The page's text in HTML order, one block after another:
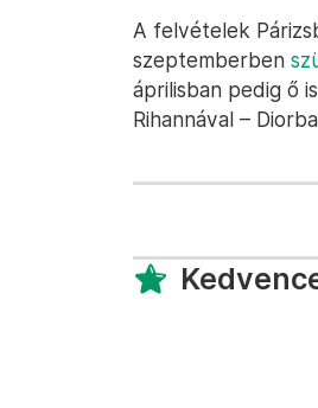
A felvételek
szeptemberben
áprilisban pedig ő
Rihannával –